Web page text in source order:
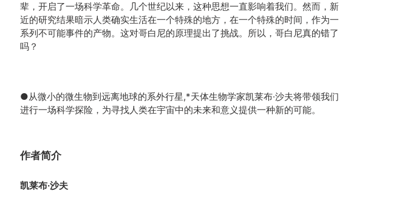
辈，开启了一场科学革命。几个世纪以来，这种思想一直影响着我们。然而，新
近的研究结果暗示人类确实生活在一个特殊的地方，在一个特殊的时间，作为一
系列不可能事件的产物。这对哥白尼的原理提出了挑战。所以，哥白尼真的错了
吗？
●从微小的微生物到远离地球的系外行星,*天体生物学家凯莱布·沙夫将带领我们
进行一场科学探险，为寻找人类在宇宙中的未来和意义提供一种新的可能。
作者简介
凯莱布·沙夫